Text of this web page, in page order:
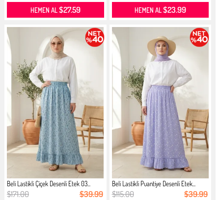
HEMEN AL$27.59 HEMEN AL$23.99
Beli Lastikli Çiçek Desenli Etek 03...
$171.00 $39.99
Beli Lastikli Puantiye Desenli Etek...
$115.00 $39.99